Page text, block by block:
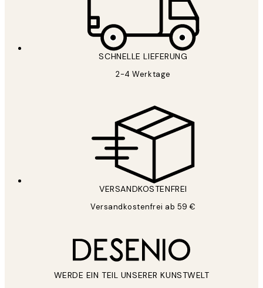
SCHNELLE LIEFERUNG
2-4 Werktage
VERSANDKOSTENFREI
Versandkostenfrei ab 59 €
WERDE EIN TEIL UNSERER KUNSTWELT